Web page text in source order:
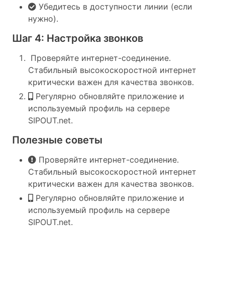
Убедитесь в доступности линии (если
нужно).
Шаг 4: Настройка звонков
Проверяйте интернет-соединение.
Стабильный высокоскоростной интернет
критически важен для качества звонков.
Регулярно обновляйте приложение и
используемый профиль на сервере
SIPOUT.net.
Полезные советы
Проверяйте интернет-соединение.
Стабильный высокоскоростной интернет
критически важен для качества звонков.
Регулярно обновляйте приложение и
используемый профиль на сервере
SIPOUT.net.